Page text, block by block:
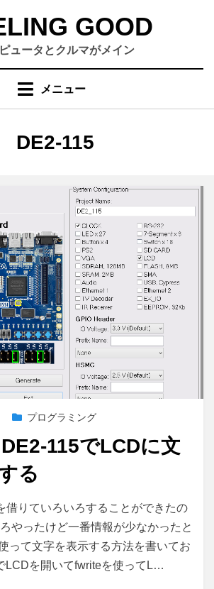
GOOD
ュータとクルマがメイン
メニュー
タグ
:
DE2-115
プログラミング
115でLCDに文
る
借りていろいろすることができたの
やったけど一番情報が少なかったと
って文字を表示する方法を書いてお
LCDを開いてfwriteを使ってL…